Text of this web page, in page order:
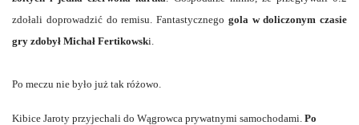
zdołali doprowadzić do remisu. Fantastycznego gola w doliczonym czasie
gry zdobył Michał Fertikowski.
Po meczu nie było już tak różowo.
Kibice Jaroty przyjechali do Wągrowca prywatnymi samochodami. Po